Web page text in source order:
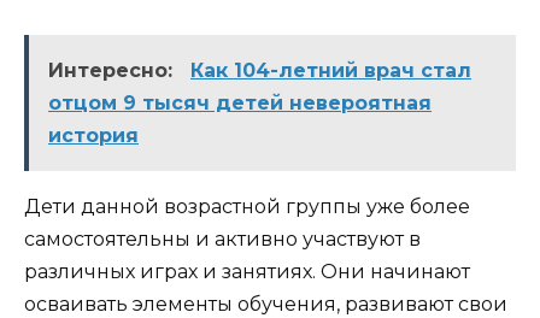
Интересно:
Как 104-летний врач стал
отцом 9 тысяч детей невероятная
история
Дети данной возрастной группы уже более
самостоятельны и активно участвуют в
различных играх и занятиях. Они начинают
осваивать элементы обучения, развивают свои